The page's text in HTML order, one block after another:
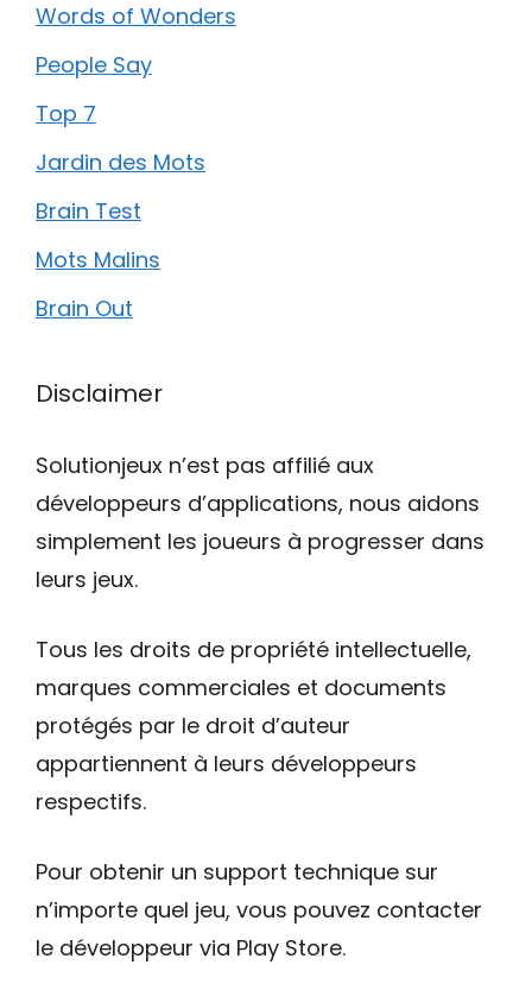
Words of Wonders
People Say
Top 7
Jardin des Mots
Brain Test
Mots Malins
Brain Out
Disclaimer
Solutionjeux n’est pas affilié aux
développeurs d’applications, nous aidons
simplement les joueurs à progresser dans
leurs jeux.
Tous les droits de propriété intellectuelle,
marques commerciales et documents
protégés par le droit d’auteur
appartiennent à leurs développeurs
respectifs.
Pour obtenir un support technique sur
n’importe quel jeu, vous pouvez contacter
le développeur via Play Store.